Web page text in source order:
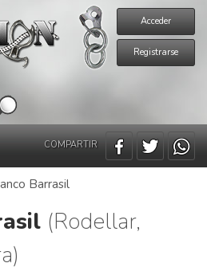
Acceder
Registrarse
COMPARTIR
Barrasil
(Rodellar,